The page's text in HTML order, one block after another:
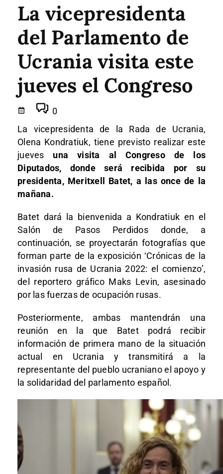
La vicepresidenta
del Parlamento de
Ucrania visita este
jueves el Congreso
0
La vicepresidenta de la Rada de Ucrania,
Olena Kondratiuk, tiene previsto realizar este
jueves una visita al Congreso de los
Diputados, donde será recibida por su
presidenta, Meritxell Batet, a las once de la
mañana.
Batet dará la bienvenida a Kondratiuk en el
Salón de Pasos Perdidos donde, a
continuación, se proyectarán fotografías que
forman parte de la exposición ‘Crónicas de la
invasión rusa de Ucrania 2022: el comienzo’,
del reportero gráfico Maks Levin, asesinado
por las fuerzas de ocupación rusas.
Posteriormente, ambas mantendrán una
reunión en la que Batet podrá recibir
información de primera mano de la situación
actual en Ucrania y transmitirá a la
representante del pueblo ucraniano el apoyo y
la solidaridad del parlamento español.